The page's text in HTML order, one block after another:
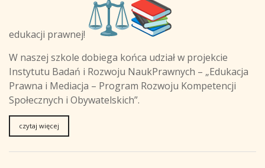
edukacji prawnej!
W naszej szkole dobiega końca udział w projekcie
Instytutu Badań i Rozwoju NaukPrawnych – „Edukacja
Prawna i Mediacja – Program Rozwoju Kompetencji
Społecznych i Obywatelskich”.
czytaj więcej